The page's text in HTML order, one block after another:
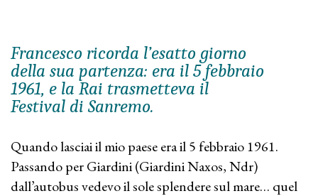
Francesco ricorda l’esatto giorno
della sua partenza: era il 5 febbraio
1961, e la Rai trasmetteva il
Festival di Sanremo.
Quando lasciai il mio paese era il 5 febbraio 1961.
Passando per Giardini (Giardini Naxos, Ndr)
dall’autobus vedevo il sole splendere sul mare… quel